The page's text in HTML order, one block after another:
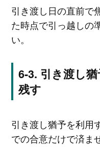
引き渡し日の直前で
た時点で引っ越しの
い。
引き渡し
残す
引き渡し猶予を利用
での合意だけで済ま